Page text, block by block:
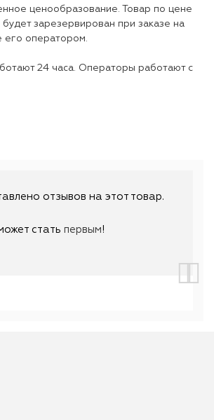
ценообразование. Товар по цене
зарезервирован при заказе на
его оператором.
24 часа. Операторы работают с
отзывов на этот товар.
стать первым!